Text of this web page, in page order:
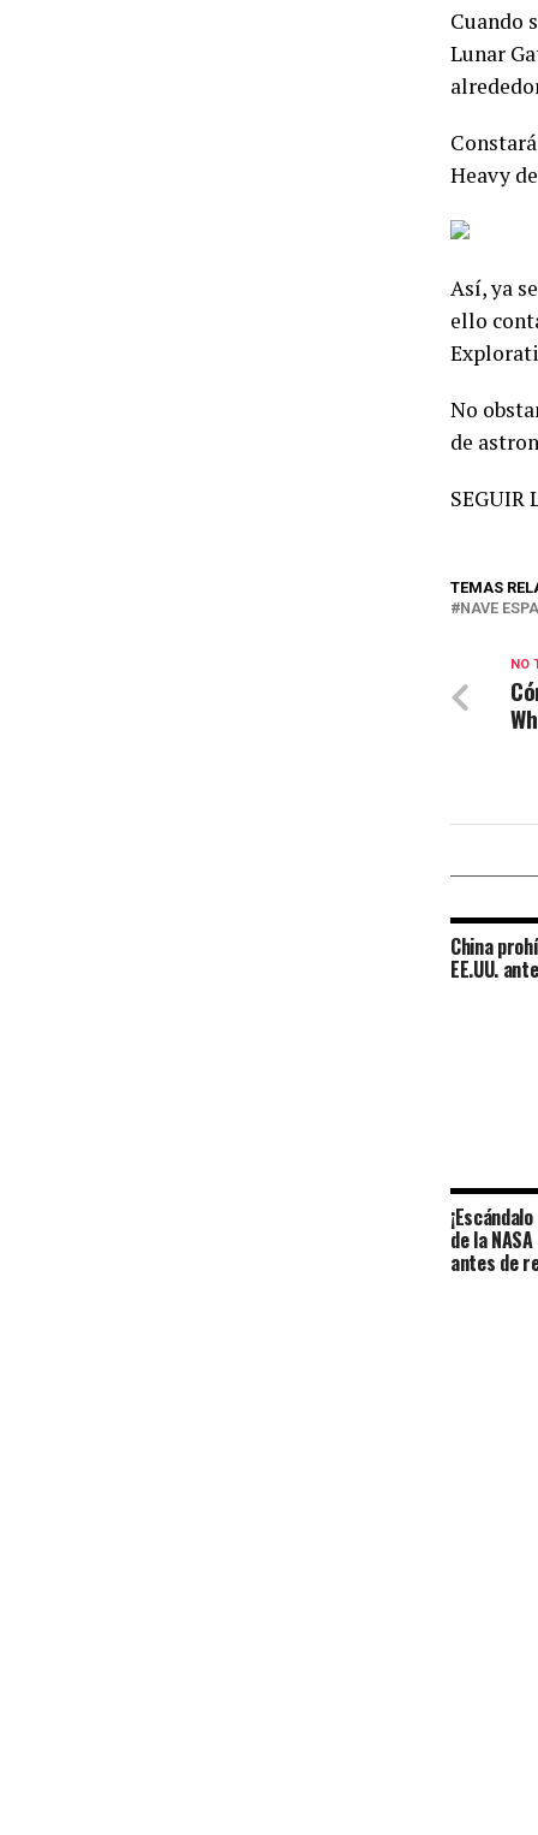
Cuando
Lunar
Heavy
Así, ya
ello
No
de
SEGUIR
TEMAS
NAVE
NO
China
EE.UU.
de la
antes de